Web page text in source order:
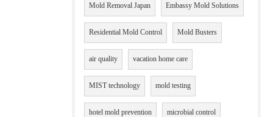
Mold Removal Japan Embassy Mold Solutions
Residential Mold Control Mold Busters
air quality vacation home care
MIST technology mold testing
hotel mold prevention microbial control